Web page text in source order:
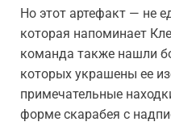
Но этот артефакт — не
которая напоминает
команда также нашли
которых украшены ее
примечательные
форме скарабея с